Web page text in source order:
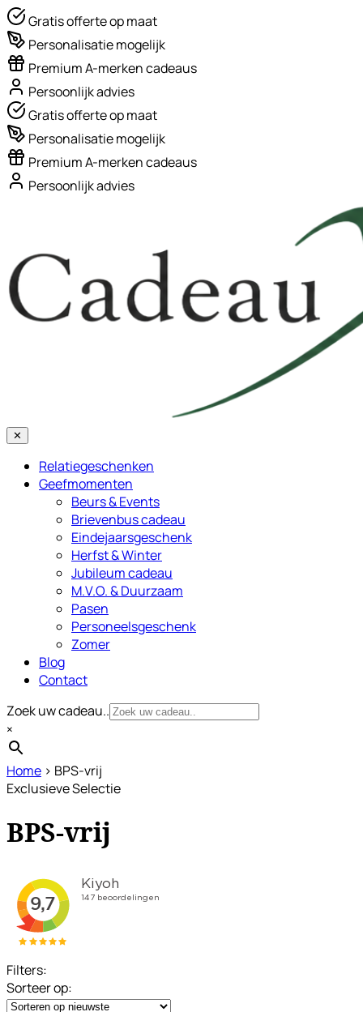
Gratis offerte op maat
Personalisatie mogelijk
Premium A-merken cadeaus
Persoonlijk advies
Gratis offerte op maat
Personalisatie mogelijk
Premium A-merken cadeaus
Persoonlijk advies
✕
Relatiegeschenken
Geefmomenten
Beurs & Events
Brievenbus cadeau
Eindejaarsgeschenk
Herfst & Winter
Jubileum cadeau
M.V.O. & Duurzaam
Pasen
Personeelsgeschenk
Zomer
Blog
Contact
Zoek uw cadeau..
×
Home › BPS-vrij
Exclusieve Selectie
BPS-vrij
Filters:
Sorteer op: